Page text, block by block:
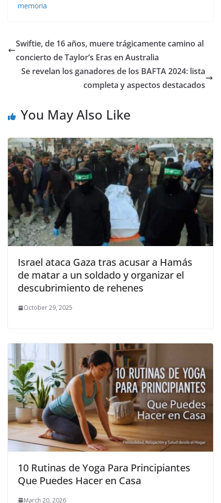
memoria
Swiftie, de 16 años, muere trágicamente camino al
concierto de Taylor’s Eras en Australia
Se revelan los ganadores de los BAFTA 2024: lista
completa y aspectos destacados
You May Also Like
Israel ataca Gaza tras acusar a Hamás
de matar a un soldado y organizar el
descubrimiento de rehenes
October 29, 2025
10 Rutinas de Yoga Para Principiantes
Que Puedes Hacer en Casa
March 20, 2026